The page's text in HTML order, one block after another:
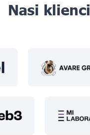
Nasi klienci